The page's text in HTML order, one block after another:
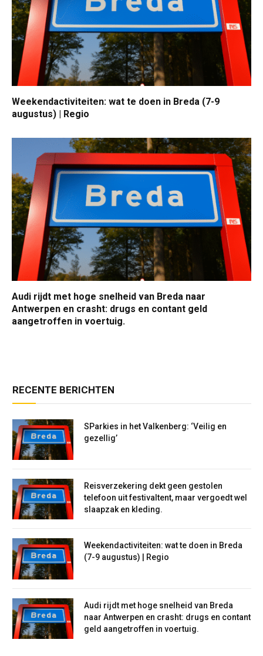
Weekendactiviteiten: wat te doen in Breda (7-9
augustus) | Regio
Audi rijdt met hoge snelheid van Breda naar
Antwerpen en crasht: drugs en contant geld
aangetroffen in voertuig.
RECENTE BERICHTEN
SParkies in het Valkenberg: ‘Veilig en
gezellig’
Reisverzekering dekt geen gestolen
telefoon uit festivaltent, maar vergoedt wel
slaapzak en kleding.
Weekendactiviteiten: wat te doen in Breda
(7-9 augustus) | Regio
Audi rijdt met hoge snelheid van Breda
naar Antwerpen en crasht: drugs en contant
geld aangetroffen in voertuig.